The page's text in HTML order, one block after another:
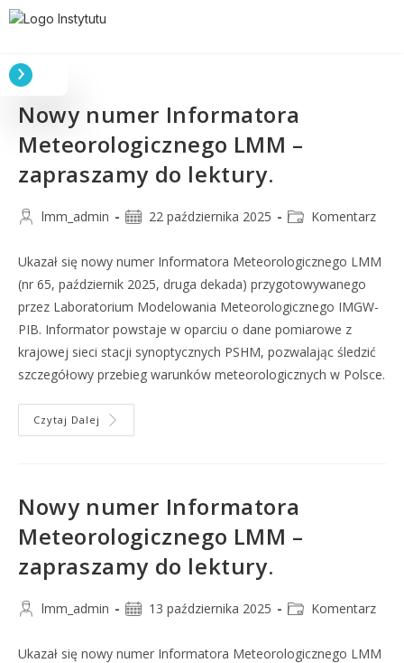
Nowy numer Informatora
Meteorologicznego LMM –
zapraszamy do lektury.
lmm_admin 22 października 2025 Komentarz
Ukazał się nowy numer Informatora Meteorologicznego LMM
(nr 65, październik 2025, druga dekada) przygotowywanego
przez Laboratorium Modelowania Meteorologicznego IMGW-
PIB. Informator powstaje w oparciu o dane pomiarowe z
krajowej sieci stacji synoptycznych PSHM, pozwalając śledzić
szczegółowy przebieg warunków meteorologicznych w Polsce.
Czytaj Dalej
Nowy numer Informatora
Meteorologicznego LMM –
zapraszamy do lektury.
lmm_admin 13 października 2025 Komentarz
Ukazał się nowy numer Informatora Meteorologicznego LMM